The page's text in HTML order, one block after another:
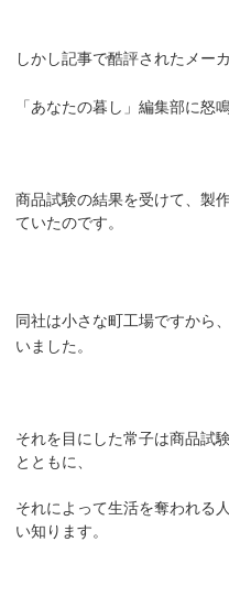
しかし記事で酷評されたメー
「あなたの暮し」編集部に怒
商品試験の結果を受けて、製
ていたのです。
同社は小さな町工場ですから
いました。
それを目にした常子は商品試
とともに、
それによって生活を奪われる
い知ります。